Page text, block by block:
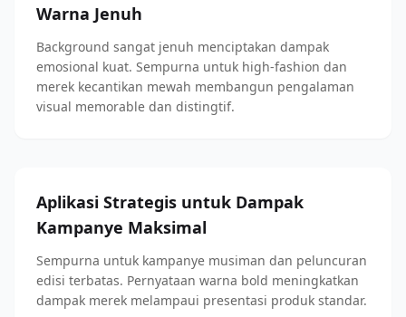
Warna Jenuh
Background sangat jenuh menciptakan dampak
emosional kuat. Sempurna untuk high-fashion dan
merek kecantikan mewah membangun pengalaman
visual memorable dan distingtif.
Aplikasi Strategis untuk Dampak
Kampanye Maksimal
Sempurna untuk kampanye musiman dan peluncuran
edisi terbatas. Pernyataan warna bold meningkatkan
dampak merek melampaui presentasi produk standar.